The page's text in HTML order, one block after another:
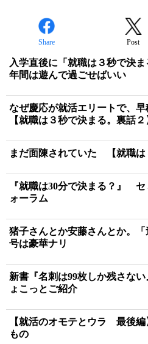
Share Post
入学直後に「就職は３秒で決
年間は遊んで過ごせばいい
なぜ慶応が就活エリートで、
【就職は３秒で決まる。裏話２
まだ面陳されていた 【就職は
『就職は30分で決まる？』
ォーラム
猪子さんとか安藤さんとか。「
号は豪華ナリ
新書『名刺は99枚しか残さな
ょこっとご紹介
【就活のオモテとウラ 最後
もの